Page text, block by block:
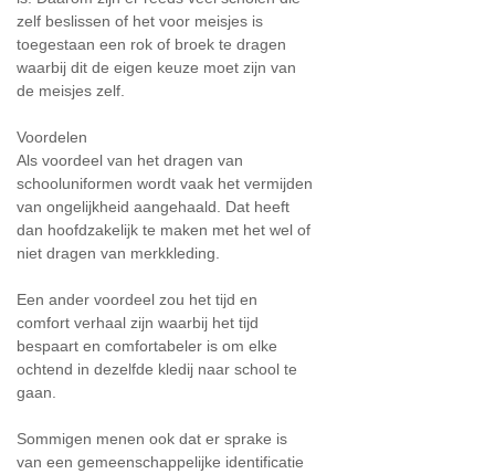
zelf beslissen of het voor meisjes is
toegestaan een rok of broek te dragen
waarbij dit de eigen keuze moet zijn van
de meisjes zelf.
Voordelen
Als voordeel van het dragen van
schooluniformen wordt vaak het vermijden
van ongelijkheid aangehaald. Dat heeft
dan hoofdzakelijk te maken met het wel of
niet dragen van merkkleding.
Een ander voordeel zou het tijd en
comfort verhaal zijn waarbij het tijd
bespaart en comfortabeler is om elke
ochtend in dezelfde kledij naar school te
gaan.
Sommigen menen ook dat er sprake is
van een gemeenschappelijke identificatie